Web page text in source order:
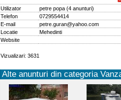
Utilizator petre popa(4 anunturi)
Telefon
0729554414
E-mail
petre.guran@yahoo.com
Locatie
Mehedinti
Website
Vizualizari: 3631
Alte anunturi din categoria